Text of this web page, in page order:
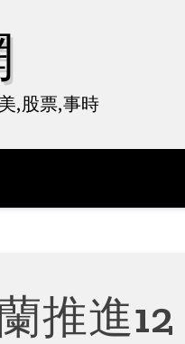
,股票,事時
推進12